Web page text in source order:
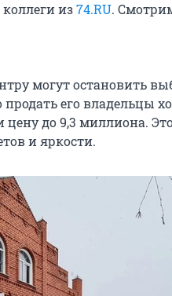
из74.RU.
могут остановить
его владельцы
до 9,3 миллиона.
и яркости.